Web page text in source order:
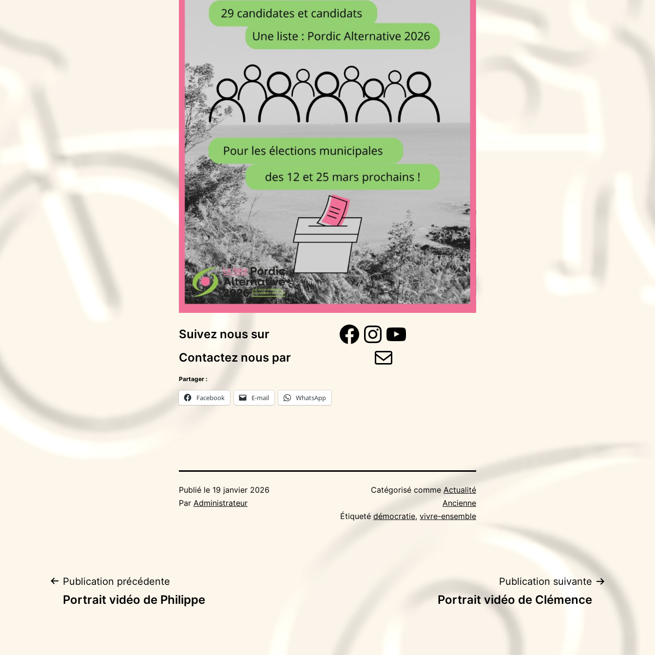
Suivez nous sur Facebook
Instagram
YouTube
Contactez nous par E-mail
Partager :
Facebook E-mail WhatsApp
Publié le 19 janvier 2026
Par Administrateur
Catégorisé comme Actualité
Ancienne
Étiqueté démocratie, vivre-ensemble
Navigation
Publication précédente
Portrait vidéo de Philippe
Publication suivante
Portrait vidéo de Clémence